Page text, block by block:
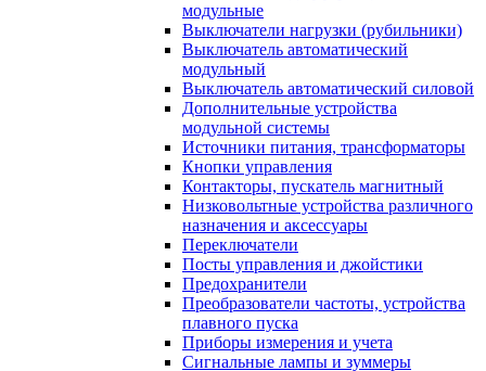
модульные
Выключатели нагрузки (рубильники)
Выключатель автоматический
модульный
Выключатель автоматический силовой
Дополнительные устройства
модульной системы
Источники питания, трансформаторы
Кнопки управления
Контакторы, пускатель магнитный
Низковольтные устройства различного
назначения и аксессуары
Переключатели
Посты управления и джойстики
Предохранители
Преобразователи частоты, устройства
плавного пуска
Приборы измерения и учета
Сигнальные лампы и зуммеры